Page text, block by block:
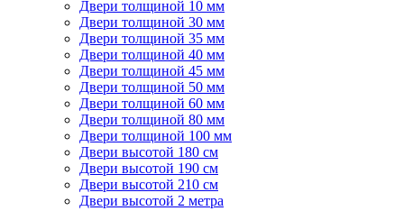
Двери толщиной 10 мм
Двери толщиной 30 мм
Двери толщиной 35 мм
Двери толщиной 40 мм
Двери толщиной 45 мм
Двери толщиной 50 мм
Двери толщиной 60 мм
Двери толщиной 80 мм
Двери толщиной 100 мм
Двери высотой 180 см
Двери высотой 190 см
Двери высотой 210 см
Двери высотой 2 метра